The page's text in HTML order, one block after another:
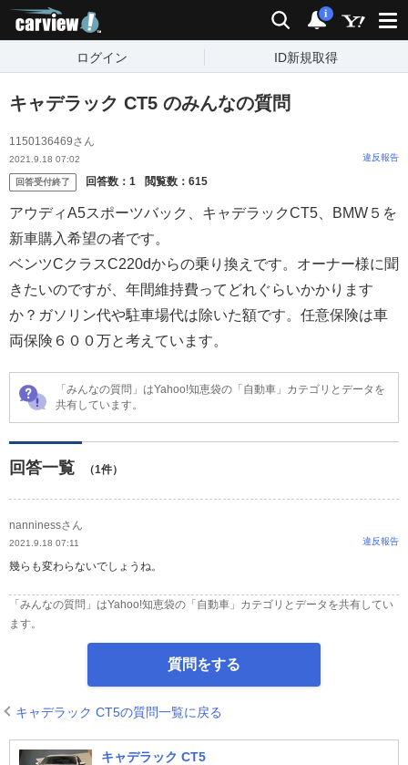
検索 通知
i
ログイン ID新規取得
キャデラック CT5 のみんなの質問
1150136469さん
2021.9.18 07:02 違反報告
回答受付終了 回答数： 1 閲覧数： 615
アウディA5スポーツバック、キャデラックCT5、BMW５を
新車購入希望の者です。
ベンツCクラスC220dからの乗り換えです。オーナー様に聞
きたいのですが、年間維持費ってどれぐらいかかります
か？ガソリン代や駐車場代は除いた額です。任意保険は車
両保険６００万と考えています。
「みんなの質問」はYahoo!知恵袋の「自動車」カテゴリとデータを
共有しています。
回答一覧 （1件）
nanninessさん
2021.9.18 07:11 違反報告
幾らも変わらないでしょうね。
「みんなの質問」はYahoo!知恵袋の「自動車」カテゴリとデータを共有してい
ます。
質問をする
キャデラック CT5の質問一覧に戻る
キャデラック CT5